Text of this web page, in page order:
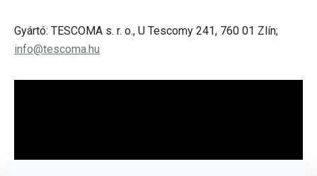
Gyártó: TESCOMA s. r. o., U Tescomy 241, 760 01 Zlín;
info@tescoma.hu